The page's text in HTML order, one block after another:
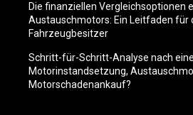
Die finanziellen Vergleichsoptionen
Austauschmotors: Ein Leitfaden für
Fahrzeugbesitzer
Schritt-für-Schritt-Analyse nach
Motorinstandsetzung,
Motorschadenankauf?